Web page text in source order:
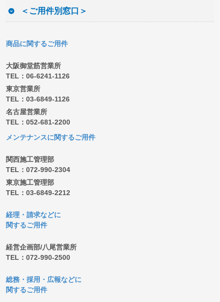
＜ご用件別窓口＞
商品に関するご用件
大阪御堂筋営業所
TEL：06-6241-1126
東京営業所
TEL：03-6849-1126
名古屋営業所
TEL：052-681-2200
メンテナンスに関するご用件
関西施工管理部
TEL：072-990-2304
東京施工管理部
TEL：03-6849-2212
経理・請求などに
関するご用件
経営企画部/八尾営業所
TEL：072-990-2500
総務・採用・広報などに
関するご用件